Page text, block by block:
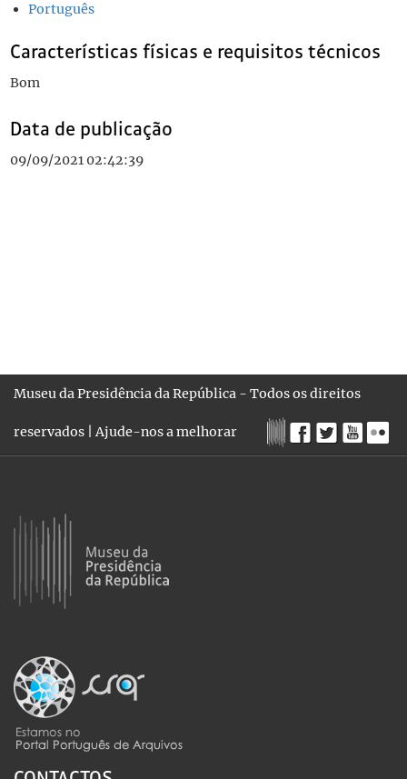
Português
Características físicas e requisitos técnicos
Bom
Data de publicação
09/09/2021 02:42:39
Museu da Presidência da República - Todos os direitos
reservados |Ajude-nos a melhorar